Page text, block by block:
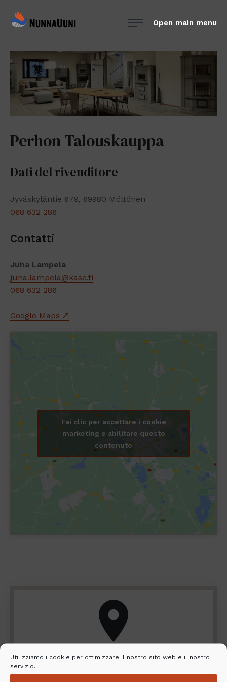
Utilizziamo i cookie per ottimizzare il nostro sito web e il nostro
servizio.
NunnaUuni
suomalainen
vuolukivitakka
Open main menu
Perhon Talouskauppa
Dati del rivenditore
Jyväskyläntie 679, 69980 Möttönen
068 632 286
Contatti
Juha Lampela
juha.lampela@kase.fi
068 632 286
Google Maps
Fai clic per accettare i cookie
marketing e abilitare questo
contenuto
Cerca il rivenditore e il servizio di
installazione più vicino